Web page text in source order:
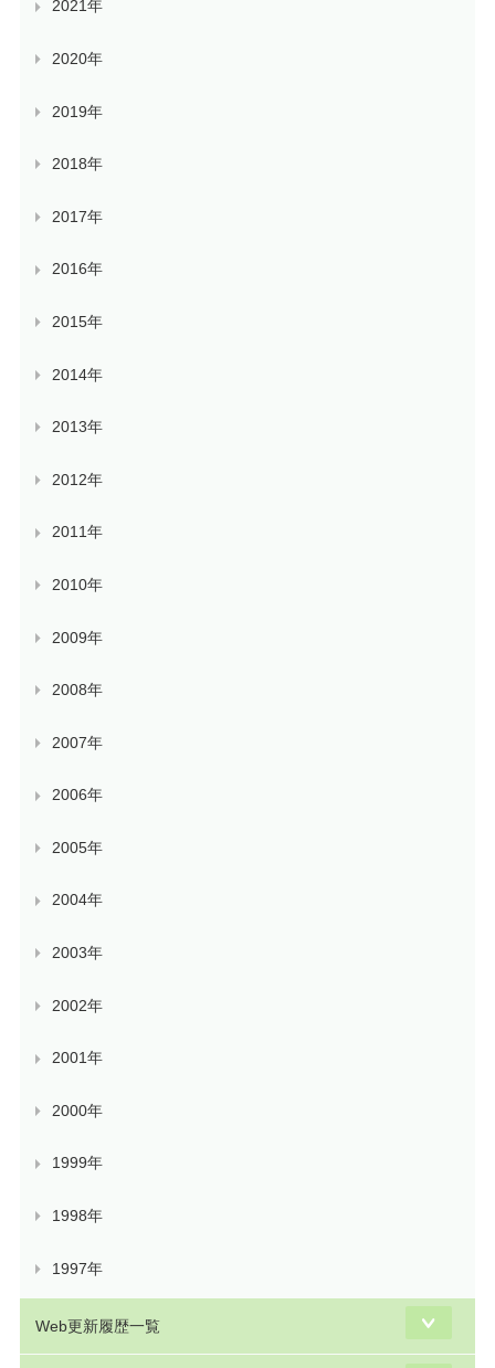
2021年
2020年
2019年
2018年
2017年
2016年
2015年
2014年
2013年
2012年
2011年
2010年
2009年
2008年
2007年
2006年
2005年
2004年
2003年
2002年
2001年
2000年
1999年
1998年
1997年
Web更新履歴一覧